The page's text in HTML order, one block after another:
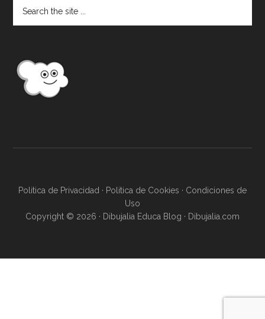
the
Politica de Privacidad · Politica de Cookies · Condiciones de
Uso
Copyright © 2026 · Dibujalia Educa Blog · Dibujalia.com